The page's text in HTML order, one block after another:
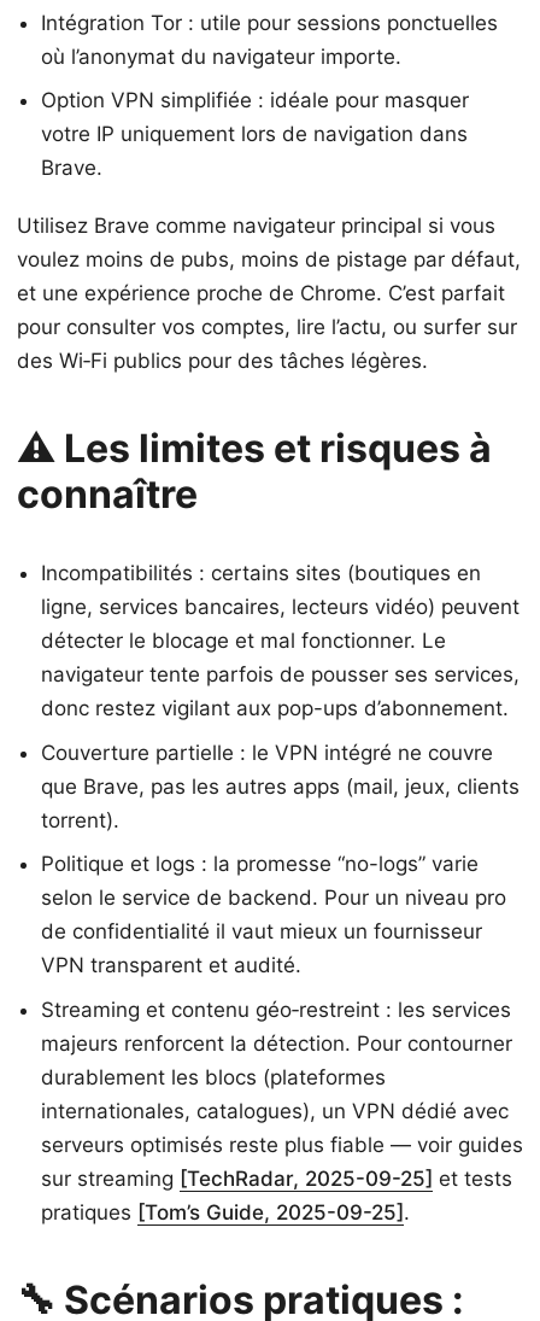
Intégration Tor : utile pour sessions ponctuelles
où l’anonymat du navigateur importe.
Option VPN simplifiée : idéale pour masquer
votre IP uniquement lors de navigation dans
Brave.
Utilisez Brave comme navigateur principal si vous
voulez moins de pubs, moins de pistage par défaut,
et une expérience proche de Chrome. C’est parfait
pour consulter vos comptes, lire l’actu, ou surfer sur
des Wi‑Fi publics pour des tâches légères.
⚠️ Les limites et risques à
connaître
Incompatibilités : certains sites (boutiques en
ligne, services bancaires, lecteurs vidéo) peuvent
détecter le blocage et mal fonctionner. Le
navigateur tente parfois de pousser ses services,
donc restez vigilant aux pop-ups d’abonnement.
Couverture partielle : le VPN intégré ne couvre
que Brave, pas les autres apps (mail, jeux, clients
torrent).
Politique et logs : la promesse “no-logs” varie
selon le service de backend. Pour un niveau pro
de confidentialité il vaut mieux un fournisseur
VPN transparent et audité.
Streaming et contenu géo‑restreint : les services
majeurs renforcent la détection. Pour contourner
durablement les blocs (plateformes
internationales, catalogues), un VPN dédié avec
serveurs optimisés reste plus fiable — voir guides
sur streaming [TechRadar, 2025-09-25] et tests
pratiques [Tom’s Guide, 2025-09-25].
🔧 Scénarios pratiques :